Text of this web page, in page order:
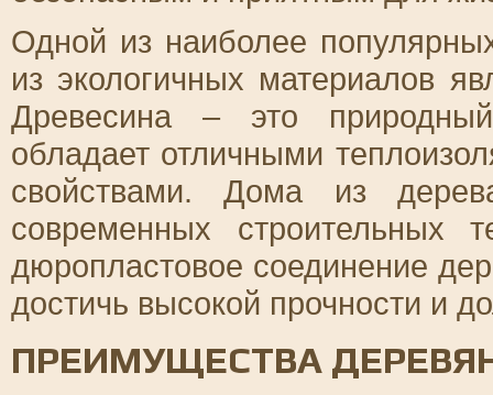
Одной из наиболее
из экологичных материалов
Древесина – это
обладает отличными
свойствами. Дома из
современных строительных
дюропластовое соединение
достичь высокой прочности и
ПРЕИМУЩЕСТВА